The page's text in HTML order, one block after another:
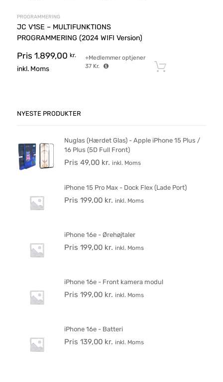
PROGRAMMERING
JC V1SE – MULTIFUNKTIONS
PROGRAMMERING (2024 WIFI Version)
Pris 1.899,00 kr.
inkl. Moms
+Medlemmer optjener
37 Kr.
NYESTE PRODUKTER
Nuglas (Hærdet Glas) - Apple iPhone 15 Plus /
16 Plus (5D Full Front)
Pris 49,00 kr. inkl. Moms
iPhone 15 Pro Max - Dock Flex (Lade Port)
Pris 199,00 kr. inkl. Moms
iPhone 16e - Ørehøjtaler
Pris 199,00 kr. inkl. Moms
iPhone 16e - Front kamera modul
Pris 199,00 kr. inkl. Moms
iPhone 16e - Batteri
Pris 139,00 kr. inkl. Moms